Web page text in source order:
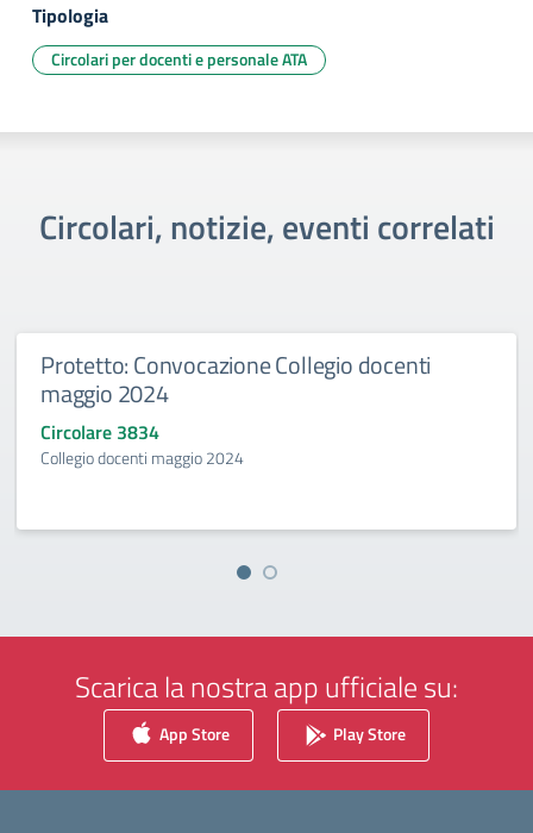
Tipologia
Circolari per docenti e personale ATA
Circolari, notizie, eventi correlati
Protetto: Convocazione Collegio docenti
maggio 2024
Circolare 3834
Collegio docenti maggio 2024
Scarica la nostra app ufficiale su:
App Store Play Store